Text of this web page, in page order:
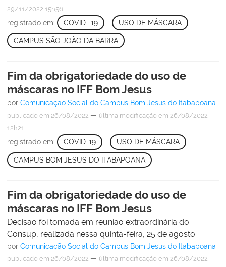
29/11/2022 15h56
registrado em: COVID- 19 USO DE MÁSCARA
CAMPUS SÃO JOÃO DA BARRA
Fim da obrigatoriedade do uso de
máscaras no IFF Bom Jesus
por Comunicação Social do Campus Bom Jesus do Itabapoana
publicado em 26/08/2022 — última modificação em 26/08/2022
12h21
registrado em: COVID-19 , USO DE MÁSCARA ,
CAMPUS BOM JESUS DO ITABAPOANA
Fim da obrigatoriedade do uso de
máscaras no IFF Bom Jesus
Decisão foi tomada em reunião extraordinária do
Consup, realizada nessa quinta-feira, 25 de agosto.
por Comunicação Social do Campus Bom Jesus do Itabapoana
publicado em 26/08/2022 — última modificação em 26/08/2022